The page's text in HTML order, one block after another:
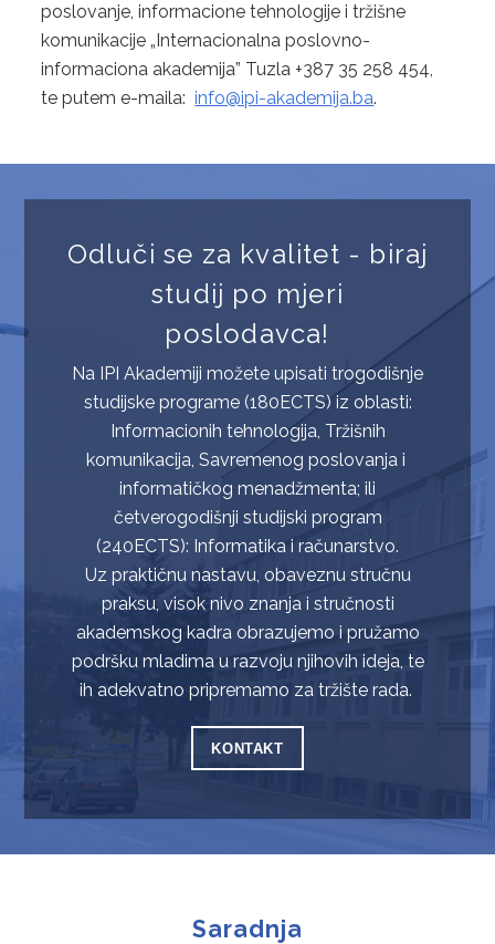
poslovanje, informacione tehnologije i tržišne
komunikacije „Internacionalna poslovno-
informaciona akademija” Tuzla +387 35 258 454,
te putem e-maila:info@ipi-akademija.ba.
Odluči se za kvalitet - biraj
studij po mjeri
poslodavca!
Na IPI Akademiji možete upisati trogodišnje
studijske programe (180ECTS) iz oblasti:
Informacionih tehnologija, Tržišnih
komunikacija, Savremenog poslovanja i
informatičkog menadžmenta; ili
četverogodišnji studijski program
(240ECTS): Informatika i računarstvo.
Uz praktičnu nastavu, obaveznu stručnu
praksu, visok nivo znanja i stručnosti
akademskog kadra obrazujemo i pružamo
podršku mladima u razvoju njihovih ideja, te
ih adekvatno pripremamo za tržište rada.
KONTAKT
Saradnja